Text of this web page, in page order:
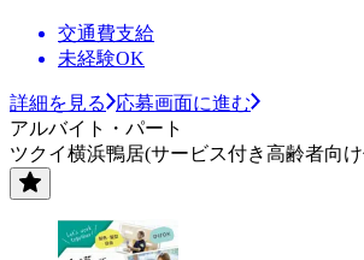
交通費支給
未経験OK
詳細を見る
応募画面に進む
アルバイト・パート
ツクイ横浜鴨居(サービス付き高齢者向